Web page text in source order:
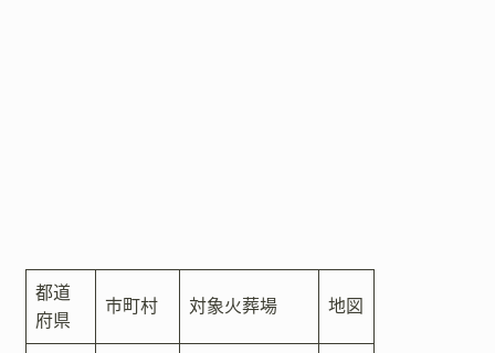
都道
府県
市町村 対象火葬場 地図